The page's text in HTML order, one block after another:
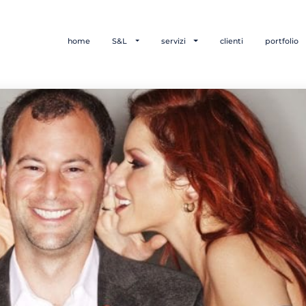
home S&L servizi clienti portfolio